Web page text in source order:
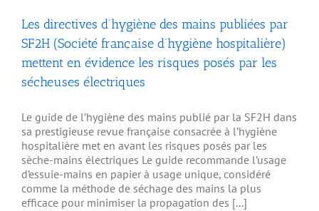
Les directives d’hygiène des mains publiées par
SF2H (Société française d’hygiène hospitalière)
mettent en évidence les risques posés par les
sécheuses électriques
Le guide de l’hygiène des mains publié par la SF2H dans
sa prestigieuse revue française consacrée à l’hygiène
hospitalière met en avant les risques posés par les
sèche-mains électriques Le guide recommande l’usage
d’essuie-mains en papier à usage unique, considéré
comme la méthode de séchage des mains la plus
efficace pour minimiser la propagation des [...]